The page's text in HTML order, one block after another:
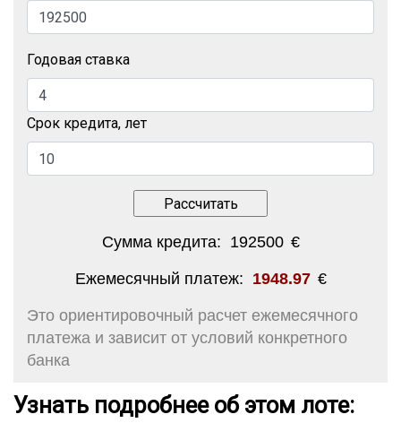
Годовая ставка
Срок кредита, лет
Сумма кредита: 192500 €
Ежемесячный платеж: 1948.97 €
Это ориентировочный расчет ежемесячного
платежа и зависит от условий конкретного
банка
Узнать подробнее об этом лоте: